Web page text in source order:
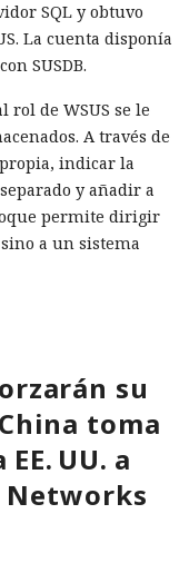
SQL y obtuvo
La cuenta disponía
SUSDB.
rol de WSUS se le
A través de
indicar la
y añadir a
permite dirigir
a un sistema
reveló una
Para archivos con
certificado se
carga maliciosa
conectó con éxito
su
toma
UU. a
Networks